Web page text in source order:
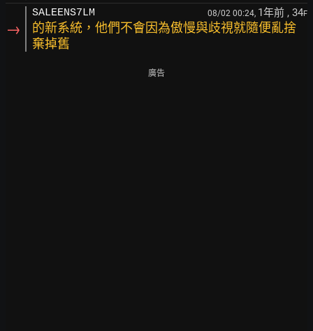
→
SALEENS7LM 08/02 00:24, 1年前 , 34F
的新系統，他們不會因為傲慢與歧視就隨便亂捨
棄掉舊
廣告